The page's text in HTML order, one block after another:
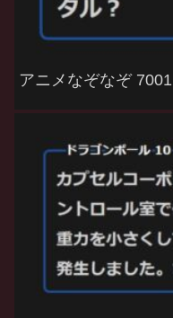
アニメなぞなぞ 7001